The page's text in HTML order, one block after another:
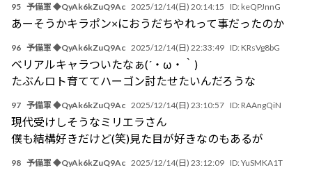
95 予備軍 ◆QyAk6kZuQ9Ac 2025/12/14(日) 20:14:15 ID: keQPJnnG
あーそうかキラポン×におうだちやれって事だったのか
96 予備軍 ◆QyAk6kZuQ9Ac 2025/12/14(日) 22:33:49 ID: KRsVg8bG
ベリアルキャラついたなぁ(´・ω・｀)
たぶんロト育ててハーゴン討たせたいんだろうな
97 予備軍 ◆QyAk6kZuQ9Ac 2025/12/14(日) 23:10:57 ID: RAAngQiN
現代受けしそうなミリエラさん
僕も結構好きだけど(笑)見た目が好きなのもあるが
98 予備軍 ◆QyAk6kZuQ9Ac 2025/12/14(日) 23:12:09 ID:YuSMKA1T